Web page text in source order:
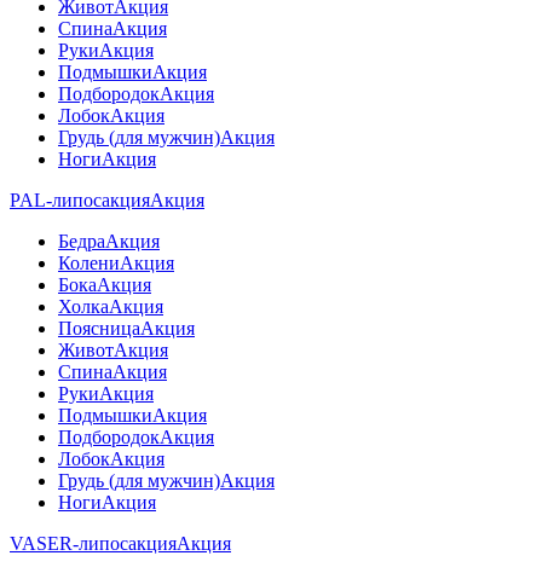
ЖивотАкция
СпинаАкция
РукиАкция
ПодмышкиАкция
ПодбородокАкция
ЛобокАкция
Грудь (для мужчин)Акция
НогиАкция
PAL-липосакцияАкция
БедраАкция
КолениАкция
БокаАкция
ХолкаАкция
ПоясницаАкция
ЖивотАкция
СпинаАкция
РукиАкция
ПодмышкиАкция
ПодбородокАкция
ЛобокАкция
Грудь (для мужчин)Акция
НогиАкция
VASER-липосакцияАкция